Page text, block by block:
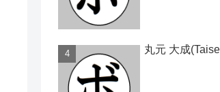
丸元 大成